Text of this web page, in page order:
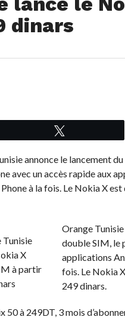
dinars
annonce le lancement
avec un accès rapide aux
à la fois. Le Nokia X
Orange
double SIM, le
applications
fois. Le Nokia
249 dinars.
50 à 249DT, 3 mois